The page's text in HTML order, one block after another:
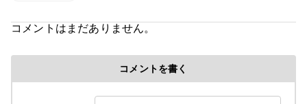
コメントはまだありません。
コメントを書く